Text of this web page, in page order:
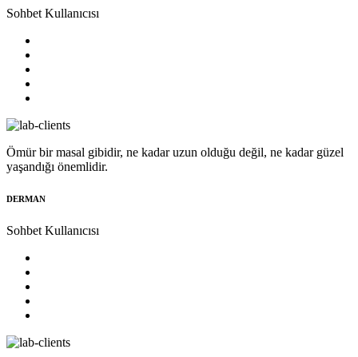
Sohbet Kullanıcısı
Ömür bir masal gibidir, ne kadar uzun olduğu değil, ne kadar güzel
yaşandığı önemlidir.
DERMAN
Sohbet Kullanıcısı